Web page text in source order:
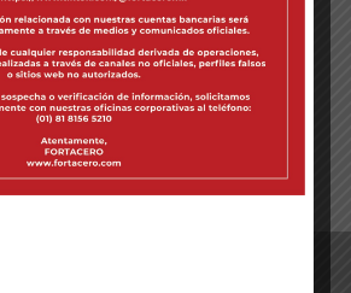
+70
Montacargas
DE HASTA 16 TONS